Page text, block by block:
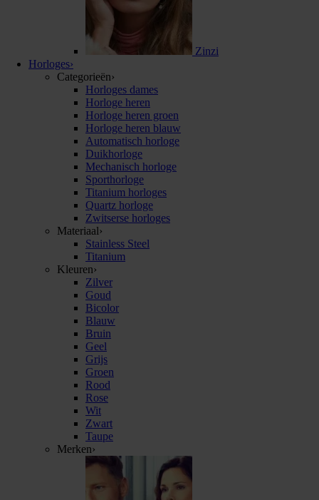
Zinzi
Horloges›
Categorieën›
Horloges dames
Horloge heren
Horloge heren groen
Horloge heren blauw
Automatisch horloge
Duikhorloge
Mechanisch horloge
Sporthorloge
Titanium horloges
Quartz horloge
Zwitserse horloges
Materiaal›
Stainless Steel
Titanium
Kleuren›
Zilver
Goud
Bicolor
Blauw
Bruin
Geel
Grijs
Groen
Rood
Rose
Wit
Zwart
Taupe
Merken›